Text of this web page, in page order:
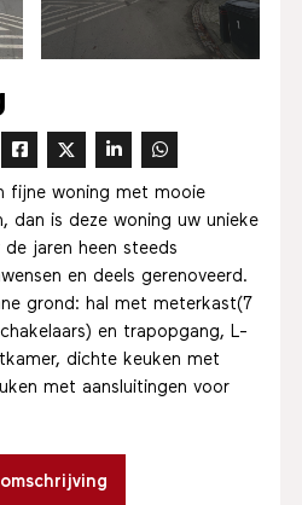
fijne woning met mooie
dan is deze woning uw unieke
jaren heen steeds
en deels gerenoveerd.
grond: hal met meterkast(7
en trapopgang, L-
dichte keuken met
met aansluitingen voor